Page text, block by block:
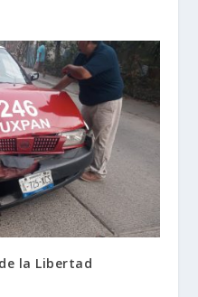
la Libertad